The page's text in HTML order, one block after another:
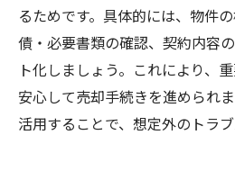
るためです。具体的には、物件
債・必要書類の確認、契約内容
ト化しましょう。これにより、
安心して売却手続きを進められ
活用することで、想定外のトラブ